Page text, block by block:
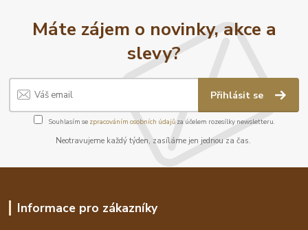
Máte zájem o novinky, akce a
slevy?
Přihlásit se
Souhlasím se zpracováním osobních údajůza účelem rozesílky newsletteru.
Neotravujeme každý týden, zasíláme jen jednou za čas.
Informace pro zákazníky